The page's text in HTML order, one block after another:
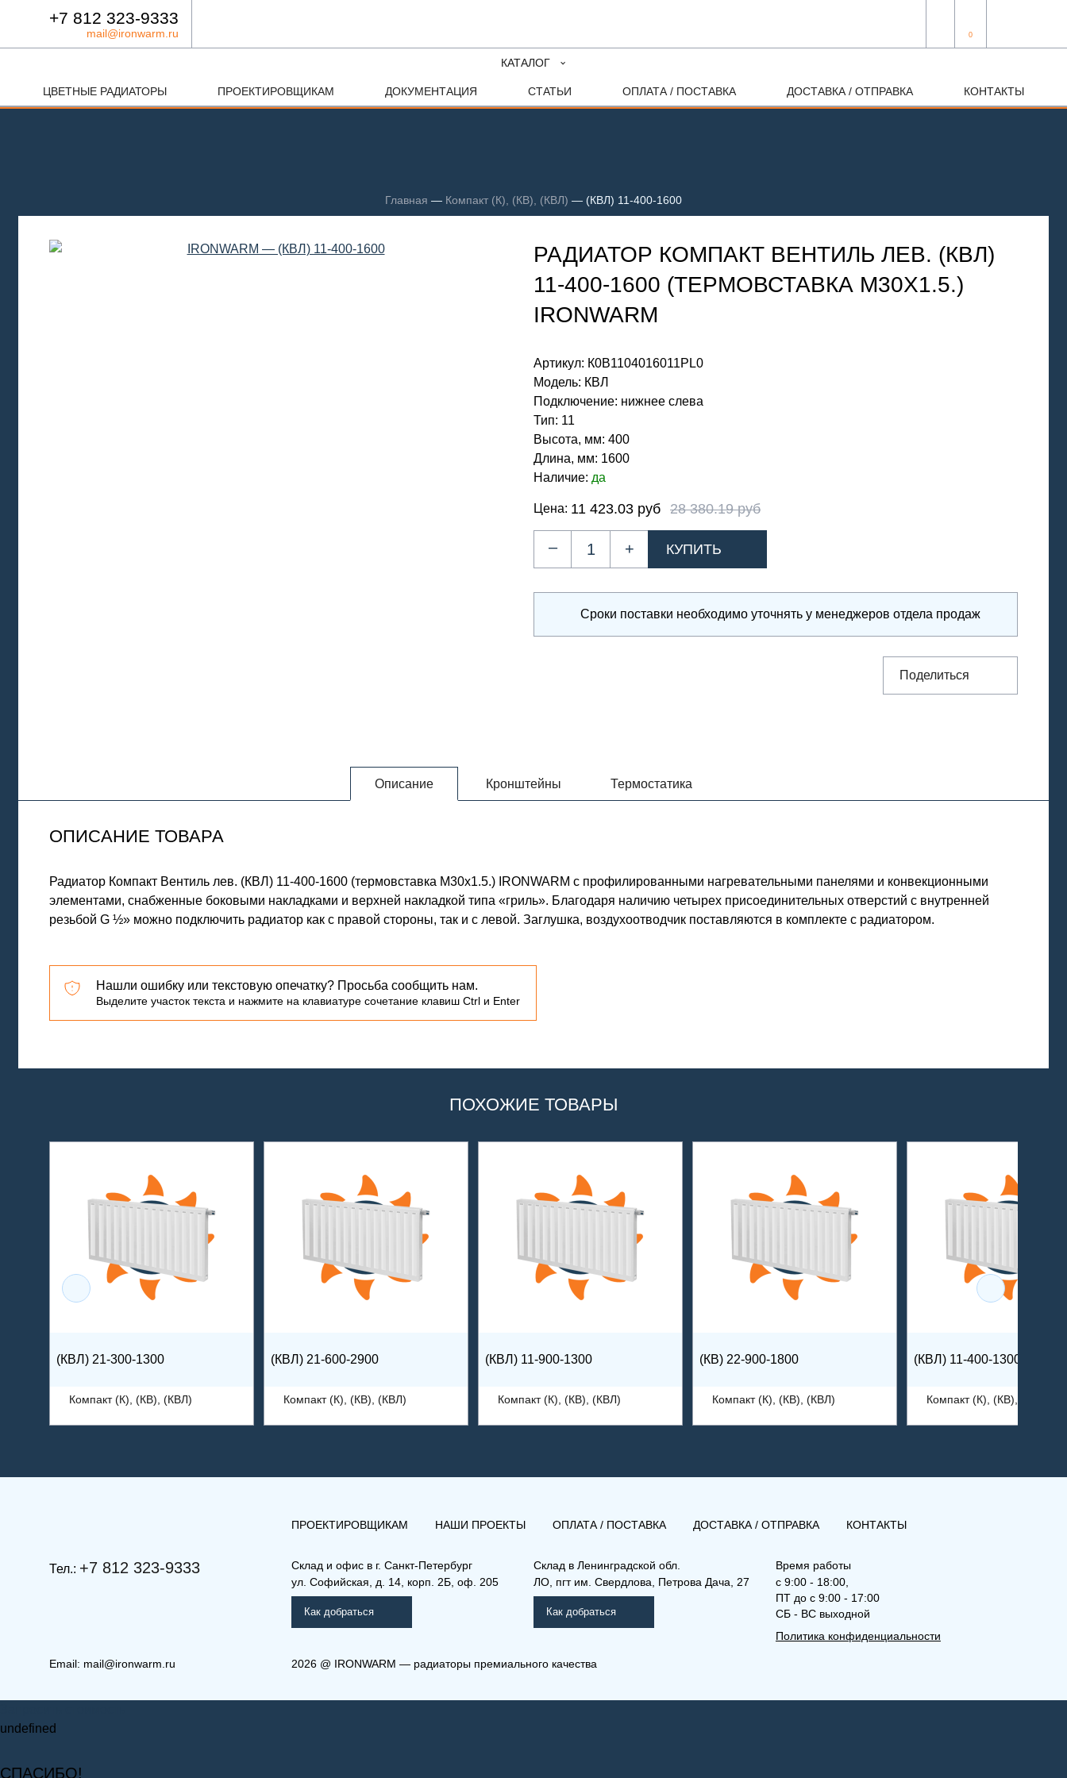
+7 812 323-9333
mail@ironwarm.ru 0
КАТАЛОГ
ЦВЕТНЫЕ РАДИАТОРЫ ПРОЕКТИРОВЩИКАМ ДОКУМЕНТАЦИЯ СТАТЬИ ОПЛАТА / ПОСТАВКА ДОСТАВКА / ОТПРАВКА КОНТАКТЫ
Главная — Компакт (К), (КВ), (КВЛ) — (КВЛ) 11-400-1600
РАДИАТОР КОМПАКТ ВЕНТИЛЬ ЛЕВ. (КВЛ)
11-400-1600 (ТЕРМОВСТАВКА М30Х1.5.)
IRONWARM
Артикул: К0В1104016011PL0
Модель: КВЛ
Подключение: нижнее слева
Тип: 11
Высота, мм: 400
Длина, мм: 1600
Наличие: да
Цена: 11 423.03 руб 28 380.19 руб
– +
Сроки поставки необходимо уточнять у менеджеров отдела продаж
Поделиться
Описание Кронштейны Термостатика
ОПИСАНИЕ ТОВАРА
Радиатор Компакт Вентиль лев. (КВЛ) 11-400-1600 (термовставка М30х1.5.) IRONWARM с профилированными нагревательными панелями и конвекционными
элементами, снабженные боковыми накладками и верхней накладкой типа «гриль». Благодаря наличию четырех присоединительных отверстий с внутренней
резьбой G ½» можно подключить радиатор как с правой стороны, так и с левой. Заглушка, воздухоотводчик поставляются в комплекте с радиатором.
Нашли ошибку или текстовую опечатку? Просьба сообщить нам.
Выделите участок текста и нажмите на клавиатуре сочетание клавиш Ctrl и Enter
ПОХОЖИЕ ТОВАРЫ
(КВЛ) 21-300-1300
Компакт (К), (КВ), (КВЛ)
(КВЛ) 21-600-2900
Компакт (К), (КВ), (КВЛ)
(КВЛ) 11-900-1300
Компакт (К), (КВ), (КВЛ)
(КВ) 22-900-1800
Компакт (К), (КВ), (КВЛ)
(КВЛ) 11-400-1300
Компакт (К), (КВ), (КВЛ)
Тел.: +7 812 323-9333
ПРОЕКТИРОВЩИКАМ НАШИ ПРОЕКТЫ ОПЛАТА / ПОСТАВКА ДОСТАВКА / ОТПРАВКА КОНТАКТЫ
Склад и офис в г. Санкт-Петербург
ул. Софийская, д. 14, корп. 2Б, оф. 205
Как добраться
Склад в Ленинградской обл.
ЛО, пгт им. Свердлова, Петрова Дача, 27
Как добраться
Время работы
с 9:00 - 18:00,
ПТ до с 9:00 - 17:00
СБ - ВС выходной
Политика конфиденциальности
Email: mail@ironwarm.ru 2026 @ IRONWARM — радиаторы премиального качества
undefined
СПАСИБО!